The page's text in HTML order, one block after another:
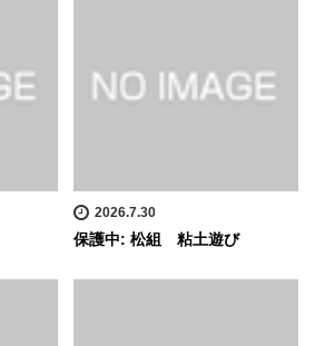
2026.7.30
保護中: 松組 粘土遊び